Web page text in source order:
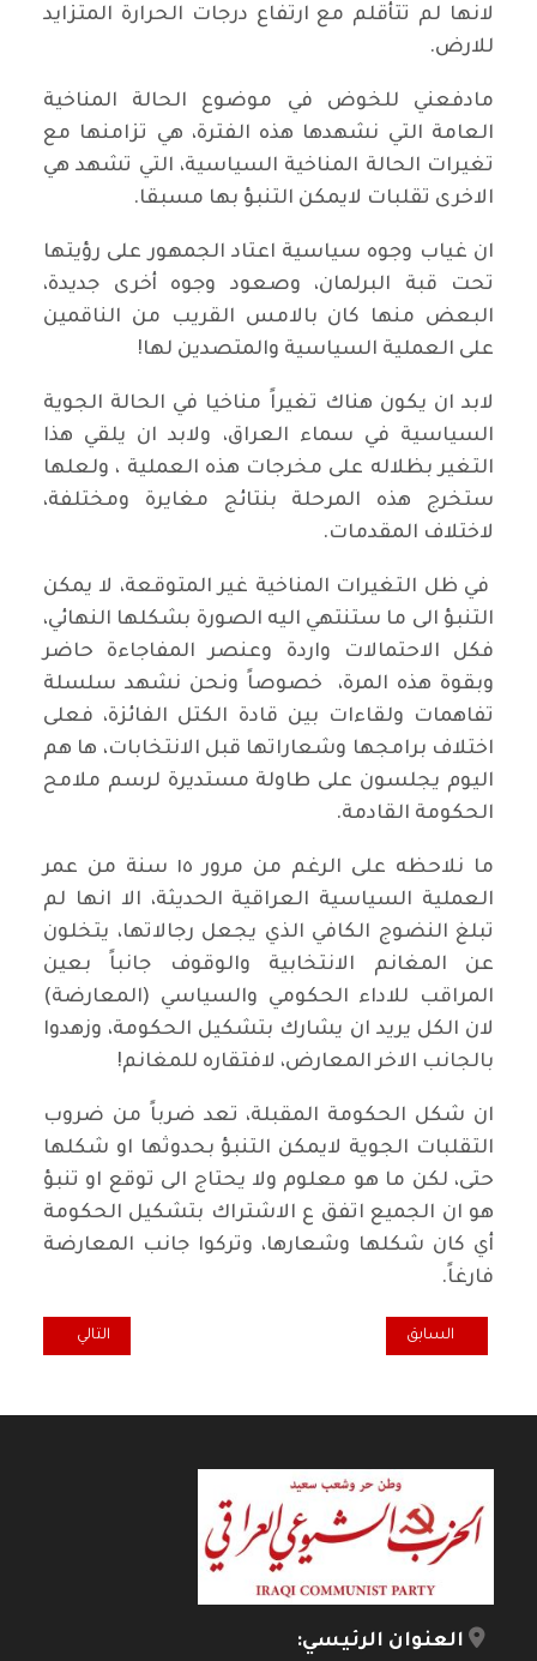
لانها لم تتأقلم مع ارتفاع درجات الحرارة المتزايد
للارض.
مادفعني للخوض في موضوع الحالة المناخية
العامة التي نشهدها هذه الفترة، هي تزامنها مع
تغيرات الحالة المناخية السياسية، التي تشهد هي
الاخرى تقلبات لايمكن التنبؤ بها مسبقا.
ان غياب وجوه سياسية اعتاد الجمهور على رؤيتها
تحت قبة البرلمان، وصعود وجوه أخرى جديدة،
البعض منها كان بالامس القريب من الناقمين
على العملية السياسية والمتصدين لها!
لابد ان يكون هناك تغيراً مناخيا في الحالة الجوية
السياسية في سماء العراق، ولابد ان يلقي هذا
التغير بظلاله على مخرجات هذه العملية ، ولعلها
ستخرج هذه المرحلة بنتائج مغايرة ومختلفة،
لاختلاف المقدمات.
في ظل التغيرات المناخية غير المتوقعة، لا يمكن
التنبؤ الى ما ستنتهي اليه الصورة بشكلها النهائي،
فكل الاحتمالات واردة وعنصر المفاجاءة حاضر
وبقوة هذه المرة، خصوصاً ونحن نشهد سلسلة
تفاهمات ولقاءات بين قادة الكتل الفائزة، فعلى
اختلاف برامجها وشعاراتها قبل الانتخابات، ها هم
اليوم يجلسون على طاولة مستديرة لرسم ملامح
الحكومة القادمة.
ما نلاحظه على الرغم من مرور ١٥ سنة من عمر
العملية السياسية العراقية الحديثة، الا انها لم
تبلغ النضوج الكافي الذي يجعل رجالاتها، يتخلون
عن المغانم الانتخابية والوقوف جانباً بعين
المراقب للاداء الحكومي والسياسي (المعارضة)
لان الكل يريد ان يشارك بتشكيل الحكومة، وزهدوا
بالجانب الاخر المعارض، لافتقاره للمغانم!
ان شكل الحكومة المقبلة، تعد ضرباً من ضروب
التقلبات الجوية لايمكن التنبؤ بحدوثها او شكلها
حتى، لكن ما هو معلوم ولا يحتاج الى توقع او تنبؤ
هو ان الجميع اتفق ع الاشتراك بتشكيل الحكومة
أي كان شكلها وشعارها، وتركوا جانب المعارضة
فارغاً.
المقال السابق: لا حدود للصبر إلا بتحقيق غايته
السابق المقال التالي:
التالي
العنوان الرئيسي: